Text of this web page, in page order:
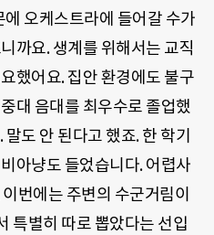
오케스트라에 들어갈 수가
까요. 생계를 위해서는 교직
했어요. 집안 환경에도 불구
대 음대를 최우수로 졸업했
도 안 된다고 했죠. 한 학기
아냥도 들었습니다. 어렵사
번에는 주변의 수군거림이
특별히 따로 뽑았다는 선입